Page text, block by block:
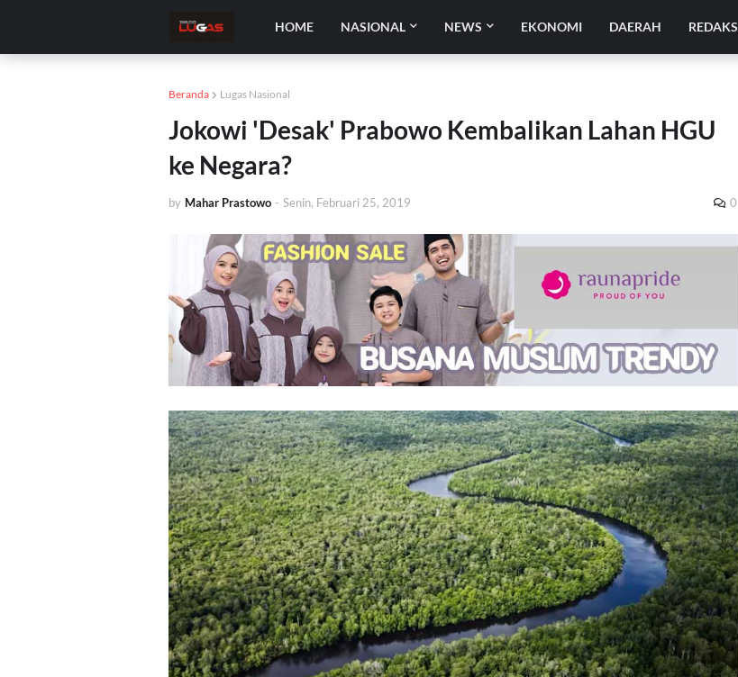
HOME NASIONAL NEWS EKONOMI DAERAH
Beranda Lugas Nasional
Jokowi 'Desak' Prabowo Kembalikan Lahan HGU
ke Negara?
by Mahar Prastowo - Senin, Februari 25, 2019 0